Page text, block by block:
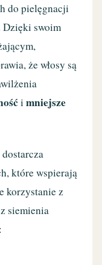
do pielęgnacji
Dzięki swoim
że włosy są
imniejsze
które wspierają
korzystanie z
siemienia